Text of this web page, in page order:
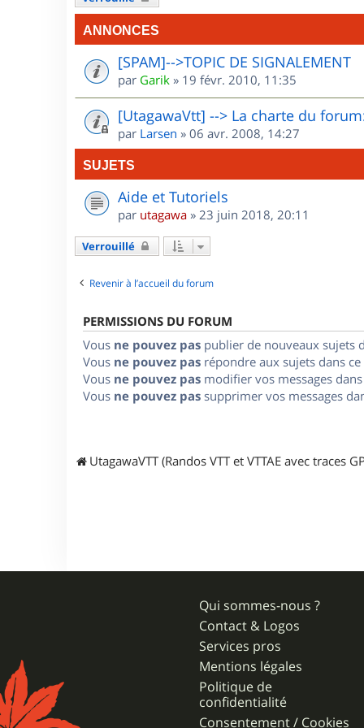
ANNONCES
[SPAM]-->TOPIC DE SIGNALEMENT
par Garik » 19 févr. 2010, 11:35
[UtagawaVtt] --> La charte du
par Larsen » 06 avr. 2008, 14:27
SUJETS
Aide et Tutoriels
par utagawa » 23 juin 2018, 20:11
Verrouillé
Revenir à l’accueil du forum
PERMISSIONS DU FORUM
Vous ne pouvez pas publier de nouveaux sujets
Vous ne pouvez pas répondre aux sujets dans
Vous ne pouvez pas modifier vos messages
Vous ne pouvez pas supprimer vos messages
UtagawaVTT (Randos VTT et VTTAE avec traces
Qui sommes-nous ?
Contact & Logos
Services pros
Mentions légales
Politique de
confidentialité
Consentement / Cookies